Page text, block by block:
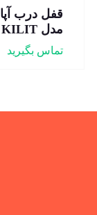
قفل درب
مدل TAS KILIT
تماس بگیرید